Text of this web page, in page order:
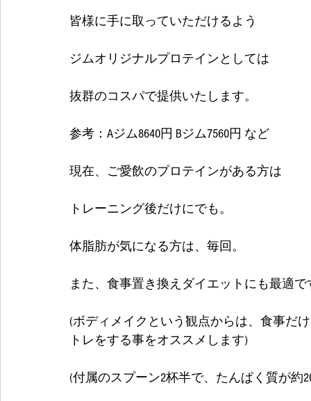
皆様に手に取っていただけるよう
ジムオリジナルプロテインとしては
抜群のコスパで提供いたします。
参考：Aジム8640円 Bジム7560円 など
現在、ご愛飲のプロテインがある方は
トレーニング後だけにでも。
体脂肪が気になる方は、毎回。
また、食事置き換えダイエットにも最適で
(ボディメイクという観点からは、食事だ
トレをする事をオススメします)
(付属のスプーン2杯半で、たんぱく質が約